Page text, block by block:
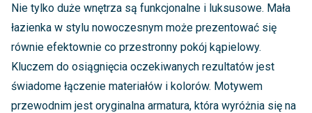
Nie tylko duże wnętrza są funkcjonalne i luksusowe. Mała
łazienka w stylu nowoczesnym może prezentować się
równie efektownie co przestronny pokój kąpielowy.
Kluczem do osiągnięcia oczekiwanych rezultatów jest
świadome łączenie materiałów i kolorów. Motywem
przewodnim jest oryginalna armatura, która wyróżnia się na